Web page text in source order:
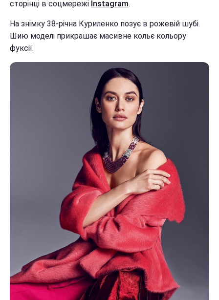
сторінці в соцмережі Instagram.
На знімку 38-річна Куриленко позує в рожевій шубі.
Шию моделі прикрашає масивне кольє кольору
фуксії.